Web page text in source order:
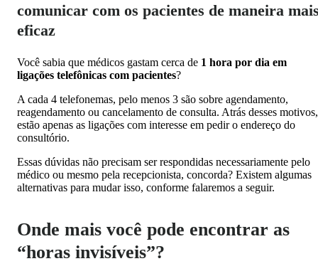
comunicar com os pacientes de maneira
eficaz
Você sabia que médicos gastam cerca de 1 hora por dia em
ligações telefônicas com pacientes?
A cada 4 telefonemas, pelo menos 3 são sobre agendamento,
reagendamento ou cancelamento de consulta. Atrás desses motivos,
estão apenas as ligações com interesse em pedir o endereço do
consultório.
Essas dúvidas não precisam ser respondidas necessariamente pelo
médico ou mesmo pela recepcionista, concorda? Existem algumas
alternativas para mudar isso, conforme falaremos a seguir.
Onde mais você pode encontrar as
“horas invisíveis”?